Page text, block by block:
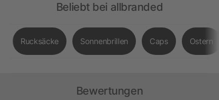
Beliebt bei allbranded
Rucksäcke Sonnenbrillen Caps Ostern
Bewertungen